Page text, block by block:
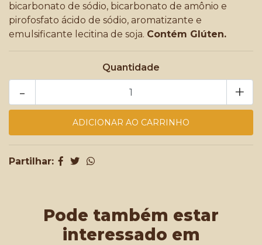
bicarbonato de sódio, bicarbonato de amônio e
pirofosfato ácido de sódio, aromatizante e
emulsificante lecitina de soja. Contém Glúten.
Quantidade
+
-
Partilhar:
Pode também estar
interessado em